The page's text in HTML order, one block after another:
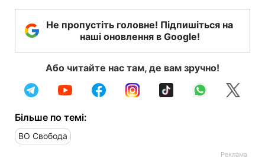
Не пропустіть головне! Підпишіться на
наші оновлення в Google!
Або читайте нас там, де вам зручно!
Більше по темі:
ВО Свобода